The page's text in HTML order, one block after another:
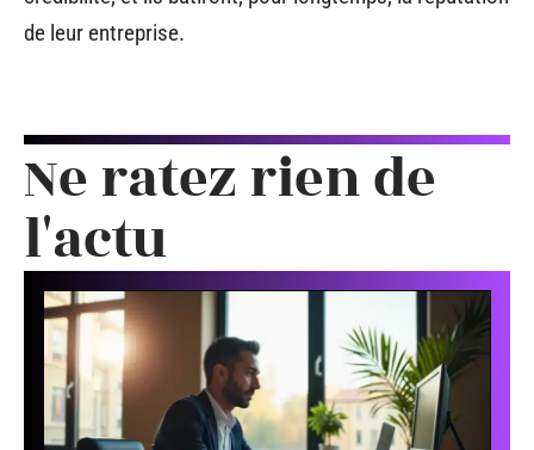
de leur entreprise.
Ne ratez rien de
l'actu